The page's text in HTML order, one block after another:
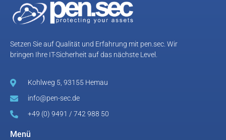
Setzen Sie auf Qualität und Erfahrung mit pen.sec. Wir
bringen Ihre IT-Sicherheit auf das nächste Level.
Kohlweg 5, 93155 Hemau
info@pen-sec.de
+49 (0) 9491 / 742 988 50
Menü